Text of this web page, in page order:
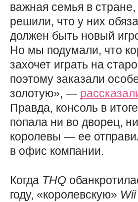
важная семья в
решили, что у них
должен быть новый
Но мы подумали, что
захочет играть на
поэтому заказали
золотую», —
Правда, консоль в
попала ни во дворец,
королевы — ее
в офис компании.
Когда THQ
году, «королевскую» Wii